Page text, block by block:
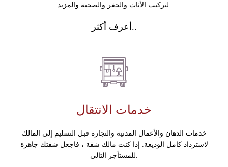
لتركيب الأثاث والحفر والصحية والمزيد.
أعرف أكثر..
خدمات الانتقال
خدمات الدهان والأعمال المدنية والنجارة قبل التسليم إلى المالك
لاسترداد كامل الوديعة. إذا كنت مالك شقة ، فاجعل شقتك جاهزة
للمستأجر التالي.